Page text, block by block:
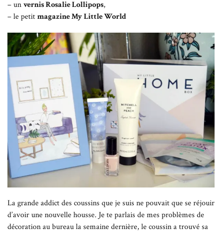
– unvernis Rosalie Lollipops,
– le petitmagazine My Little World
La grande addict des coussins que je suis ne pouvait que se réjouir
d’avoir une nouvelle housse. Je te parlais de mes problèmes de
décoration au bureau la semaine dernière, le coussin a trouvé sa